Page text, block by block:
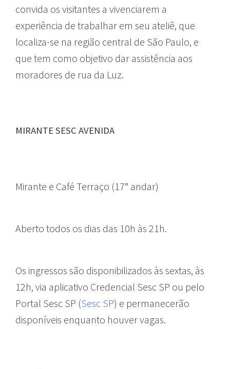
convida os visitantes a vivenciarem a
experiência de trabalhar em seu ateliê, que
localiza-se na região central de São Paulo, e
que tem como objetivo dar assistência aos
moradores de rua da Luz.
MIRANTE SESC AVENIDA
Mirante e Café Terraço (17° andar)
Aberto todos os dias das 10h às 21h.
Os ingressos são disponibilizados às sextas, às
12h, via aplicativo Credencial Sesc SP ou pelo
Portal Sesc SP (Sesc SP) e permanecerão
disponíveis enquanto houver vagas.